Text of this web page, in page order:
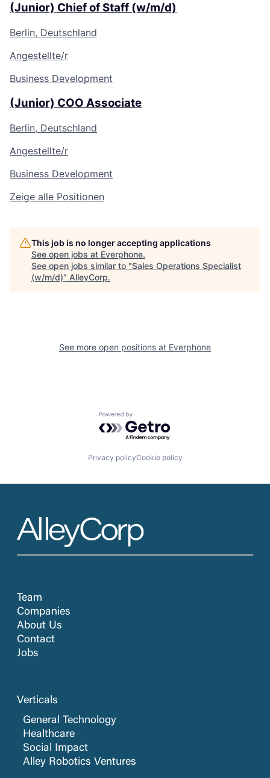
(Junior) Chief of Staff (w/m/d)
Berlin, Deutschland
Angestellte/r
Business Development
(Junior) COO Associate
Berlin, Deutschland
Angestellte/r
Business Development
Zeige alle Positionen
This job is no longer accepting applications
See open jobs at Everphone.
See open jobs similar to "Sales Operations Specialist
(w/m/d)" AlleyCorp.
See more open positions at Everphone
Powered by Getro.com
Privacy policyCookie policy
Team
Companies
About Us
Contact
Jobs
Verticals
General Technology
Healthcare
Social Impact
Alley Robotics Ventures